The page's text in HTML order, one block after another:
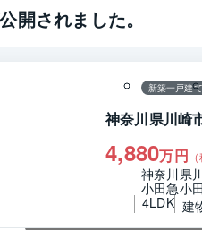
開されました。
新築一戸建て
神奈川県川崎
4,880万円
神奈川県
小田急小
4LDK 建